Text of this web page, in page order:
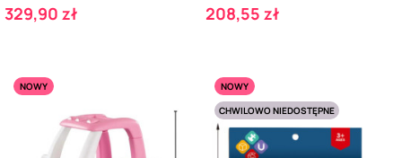
Cena
329,90 zł Cena
208,55 zł
NOWY
NOWY
CHWILOWO NIEDOSTĘPNE